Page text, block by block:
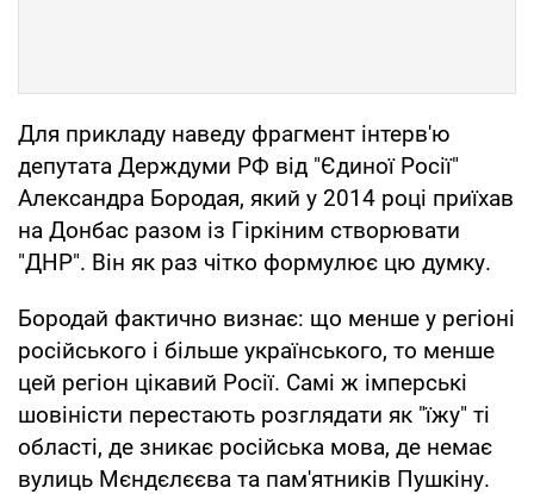
Для прикладу наведу фрагмент інтерв'ю
депутата Держдуми РФ від "Єдиної Росії"
Александра Бородая, який у 2014 році приїхав
на Донбас разом із Гіркіним створювати
"ДНР". Він як раз чітко формулює цю думку.
Бородай фактично визнає: що менше у регіоні
російського і більше українського, то менше
цей регіон цікавий Росії. Самі ж імперські
шовіністи перестають розглядати як "їжу" ті
області, де зникає російська мова, де немає
вулиць Мєндєлєєва та пам'ятників Пушкіну.